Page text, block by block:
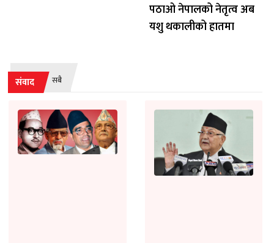
पठाओ नेपालको नेतृत्व अब
यशु थकालीको हातमा
संवाद सबै